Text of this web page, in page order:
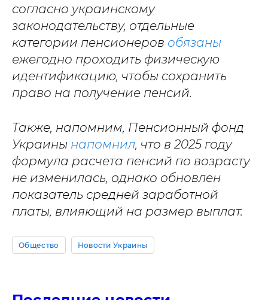
согласно украинскому
законодательству, отдельные
категории пенсионеров обязаны
ежегодно проходить физическую
идентификацию, чтобы сохранить
право на получение пенсий.
Также, напомним, Пенсионный фонд
Украины напомнил, что в 2025 году
формула расчета пенсий по возрасту
не изменилась, однако обновлен
показатель средней заработной
платы, влияющий на размер выплат.
Общество Новости Украины